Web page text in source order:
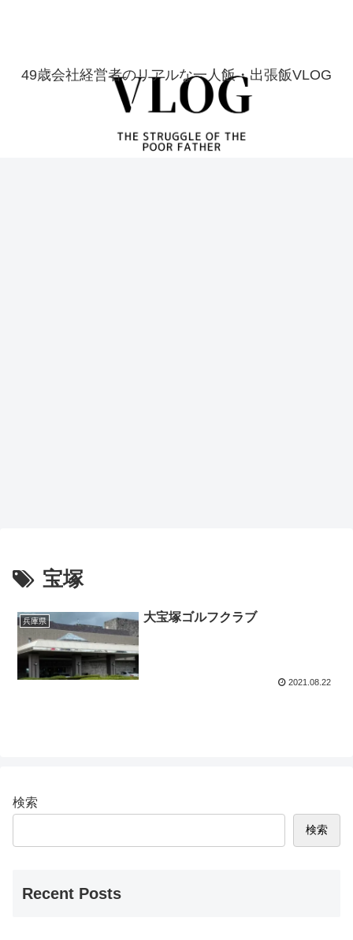
49歳会社経営者のリアルな一人飯・出張飯VLOG
宝塚
兵庫県 大宝塚ゴルフクラブ
2021.08.22
検索
検索
Recent Posts